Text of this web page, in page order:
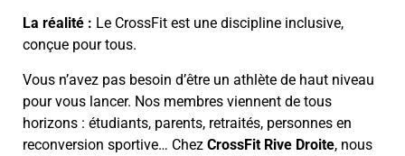
La réalité : Le CrossFit est une discipline inclusive,
conçue pour tous.
Vous n’avez pas besoin d’être un athlète de haut niveau
pour vous lancer. Nos membres viennent de tous
horizons : étudiants, parents, retraités, personnes en
reconversion sportive… Chez CrossFit Rive Droite, nous